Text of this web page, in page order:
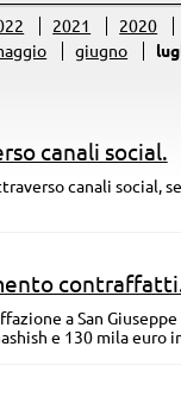
2021 2020
giugno
canali social.
canali social,
a San
e 130 mila euro